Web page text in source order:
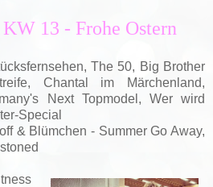
13 - Frohe Ostern
The 50, Big Brother
Chantal im Märchenland,
Next Topmodel, Wer wird
Special
& Blümchen - Summer Go Away,